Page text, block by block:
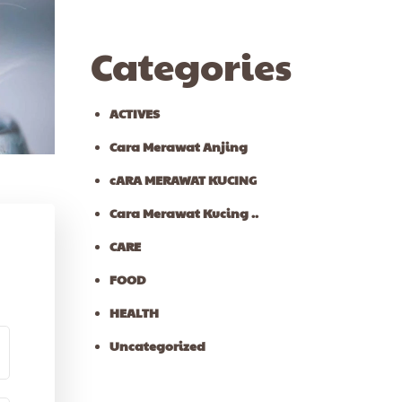
Categories
ACTIVES
Cara Merawat Anjing
cARA MERAWAT KUCING
Cara Merawat Kucing ..
CARE
FOOD
HEALTH
Uncategorized